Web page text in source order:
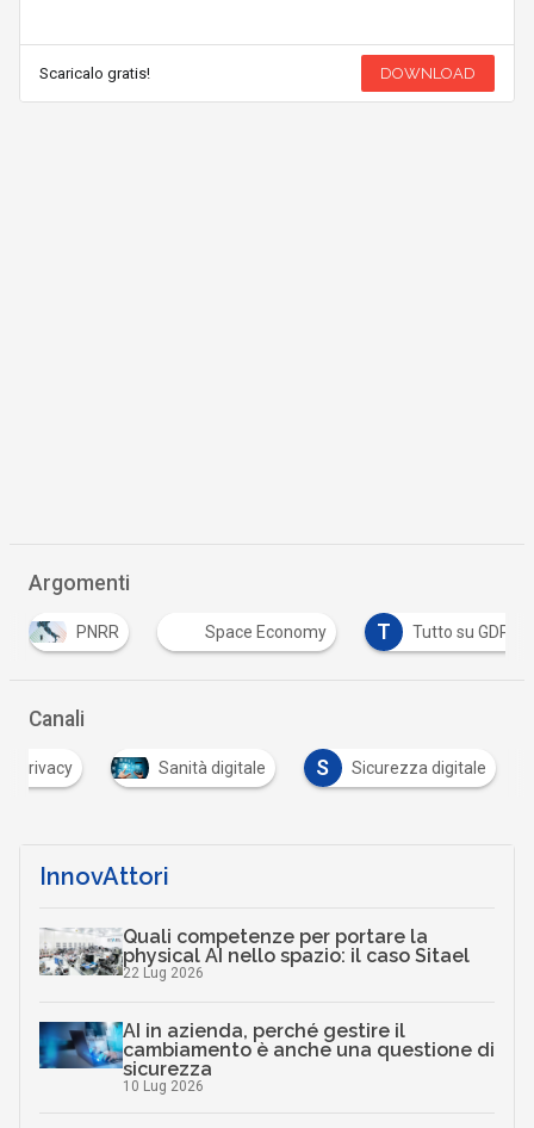
Scaricalo gratis! DOWNLOAD
Argomenti
PNRR Space Economy T Tutto su GDPR
Canali
Privacy Sanità digitale S Sicurezza digitale
InnovAttori
Quali competenze per portare la
physical AI nello spazio: il caso Sitael
22 Lug 2026
AI in azienda, perché gestire il
cambiamento è anche una questione di
sicurezza
10 Lug 2026